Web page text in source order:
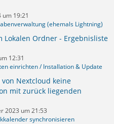
um 19:21
(ehemals Lightning)
Lokalen Ordner - Ergebnisliste
12:31
einrichten / Installation & Update
Nextcloud keine
mit zurück liegenden
2023 um 21:53
synchronisieren